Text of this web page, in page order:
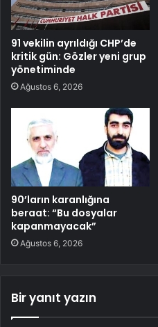
91 vekilin ayrıldığı CHP’de
kritik gün: Gözler yeni grup
yönetiminde
Ağustos 6, 2026
90’ların karanlığına
beraat: “Bu dosyalar
kapanmayacak”
Ağustos 6, 2026
Bir yanıt yazın